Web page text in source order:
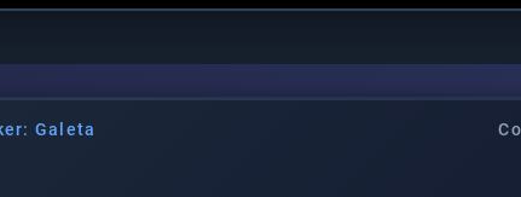
Galeta